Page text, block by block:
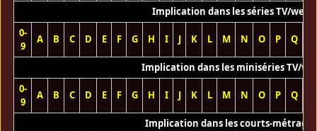
Implication dans les séries TV/web
0-
9
A B C D E F G H I J K L M N O P Q
Implication dans les miniséries TV/
0-
9
A B C D E F G H I J K L M N O P Q
Implication dans les courts-métrages